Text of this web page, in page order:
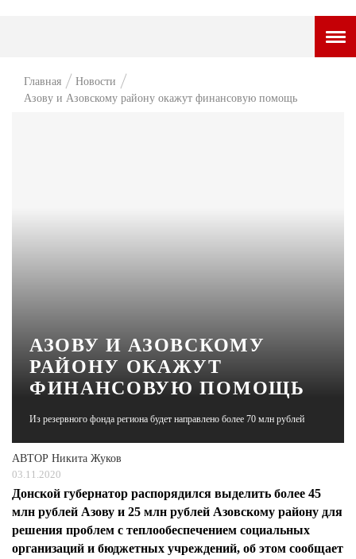
ЖУРНАЛ
Главная
Новости
Азову и Азовскому району окажут финансовую помощь
АЗОВУ И АЗОВСКОМУ
РАЙОНУ ОКАЖУТ
ФИНАНСОВУЮ ПОМОЩЬ
Из резервного фонда региона будет направлено более 70 млн рублей
АВТОР Никита Жуков
03.11.2020
Донской губернатор распорядился выделить более 45
млн рублей Азову и 25 млн рублей Азовскому району для
решения проблем с теплообеспечением социальных
организаций и бюджетных учреждений, об этом сообщает